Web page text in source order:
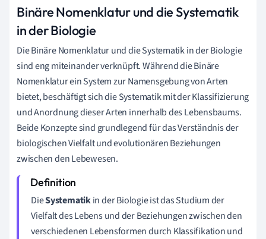
Binäre Nomenklatur und die Systematik
in der Biologie
Die Binäre Nomenklatur und die Systematik in der Biologie
sind eng miteinander verknüpft. Während die Binäre
Nomenklatur ein System zur Namensgebung von Arten
bietet, beschäftigt sich die Systematik mit der Klassifizierung
und Anordnung dieser Arten innerhalb des Lebensbaums.
Beide Konzepte sind grundlegend für das Verständnis der
biologischen Vielfalt und evolutionären Beziehungen
zwischen den Lebewesen.
DieSystematikin der Biologie ist das Studium der
Vielfalt des Lebens und der Beziehungen zwischen den
verschiedenen Lebensformen durch Klassifikation und